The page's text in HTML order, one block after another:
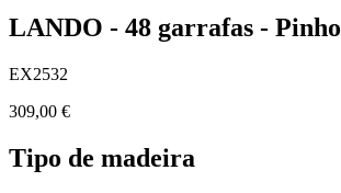
LANDO - 48 garrafas - Pinho
EX2532
309,00 €
Tipo de madeira